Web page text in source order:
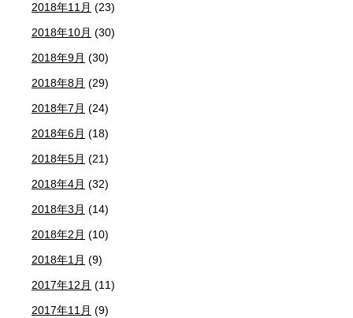
2018年11月 (23)
2018年10月 (30)
2018年9月 (30)
2018年8月 (29)
2018年7月 (24)
2018年6月 (18)
2018年5月 (21)
2018年4月 (32)
2018年3月 (14)
2018年2月 (10)
2018年1月 (9)
2017年12月 (11)
2017年11月 (9)